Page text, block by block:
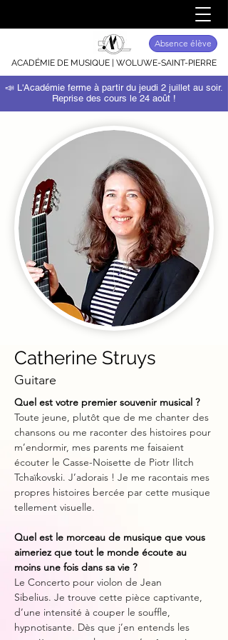
Absence élève
ACADÉMIE DE MUSIQUE | WOLUWE-SAINT-PIERRE
📣 L'Académie ferme à partir du jeudi 2 juillet au soir.
Reprise des cours le 24 août !
Catherine Struys
Guitare
Quel est votre premier souvenir musical ?
Toute jeune, plutôt que de me chanter des
chansons ou me raconter des histoires pour
m’endormir, mes parents me faisaient
écouter le Casse-Noisette de Piotr Ilitch
Tchaïkovski. J’adorais ! Je me racontais mes
propres histoires bercée par cette musique
tellement visuelle.
Quel est le morceau de musique que vous
aimeriez que tout le monde écoute au
moins une fois dans sa vie ?
Le Concerto pour violon de Jean
Sibelius. Je trouve cette pièce captivante,
d’une intensité à couper le souffle,
hypnotisante. Dès que j’en entends les